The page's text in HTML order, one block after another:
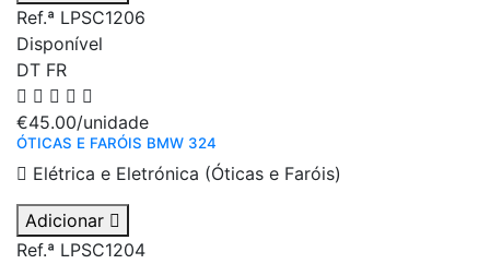
Ref.ª LPSC1206
Disponível
DT FR
€45.00/unidade
ÓTICAS E FARÓIS BMW 324
Elétrica e Eletrónica (Óticas e Faróis)
Adicionar
Ref.ª LPSC1204